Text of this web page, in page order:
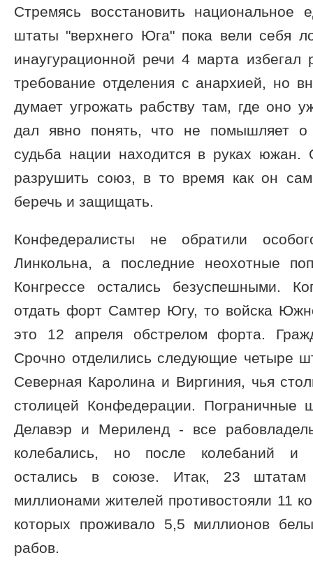
Стремясь восстановить национальное
штаты "верхнего Юга" пока вели себя
инаугурационной речи 4 марта избегал
требование отделения с анархией, но
думает угрожать рабству там, где оно
дал явно понять, что не помышляет о
судьба нации находится в руках южан.
разрушить союз, в то время как он сам
беречь и защищать.
Конфедералисты не обратили
Линкольна, а последние неохотные
Конгрессе остались безуспешными.
отдать форт Самтер Югу, то войска
это 12 апреля обстрелом форта.
Срочно отделились следующие четыре
Северная Каролина и Виргиния, чья
столицей Конфедерации. Пограничные
Делавэр и Мериленд - все
колебались, но после колебаний и
остались в союзе. Итак, 23
миллионами жителей противостояли 11
которых проживало 5,5 миллионов
рабов.